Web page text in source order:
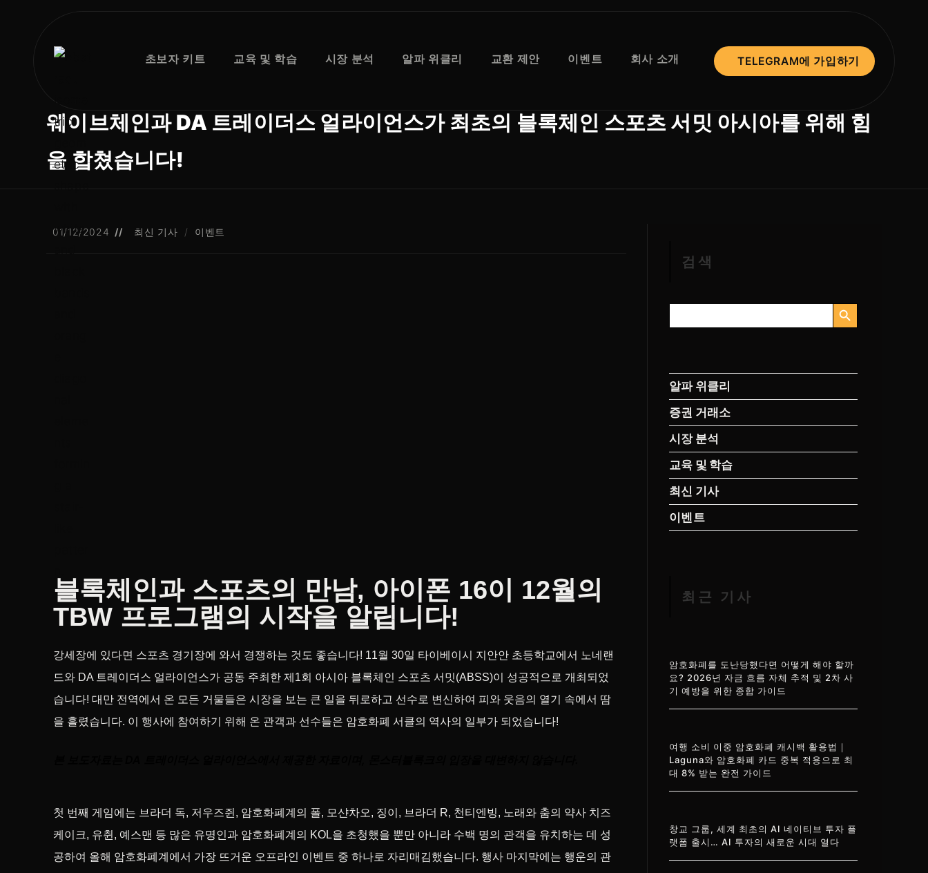
초보자 키트 교육 및 학습 시장 분석 알파 위클리 교환 제안 이벤트 회사 소개 TELEGRAM에 가입하기
웨이브체인과 DA 트레이더스 얼라이언스가 최초의 블록체인 스포츠 서밋 아시아를 위해 힘
을 합쳤습니다!
01/12/2024 최신 기사 / 이벤트
블록체인과 스포츠의 만남, 아이폰 16이 12월의
TBW 프로그램의 시작을 알립니다!
강세장에 있다면 스포츠 경기장에 와서 경쟁하는 것도 좋습니다! 11월 30일 타이베이시 지안안 초등학교에서 노네랜
드와 DA 트레이더스 얼라이언스가 공동 주최한 제1회 아시아 블록체인 스포츠 서밋(ABSS)이 성공적으로 개최되었
습니다! 대만 전역에서 온 모든 거물들은 시장을 보는 큰 일을 뒤로하고 선수로 변신하여 피와 웃음의 열기 속에서 땀
을 흘렸습니다. 이 행사에 참여하기 위해 온 관객과 선수들은 암호화폐 서클의 역사의 일부가 되었습니다!
첫 번째 게임에는 브라더 독, 저우즈쥔, 암호화폐계의 폴, 모샨차오, 징이, 브라더 R, 천티엔빙, 노래와 춤의 약사 치즈
케이크, 유췬, 예스맨 등 많은 유명인과 암호화폐계의 KOL을 초청했을 뿐만 아니라 수백 명의 관객을 유치하는 데 성
공하여 올해 암호화폐계에서 가장 뜨거운 오프라인 이벤트 중 하나로 자리매김했습니다. 행사 마지막에는 행운의 관
검색
검
검색 버튼
알파 위클리
증권 거래소
시장 분석
교육 및 학습
최신 기사
이벤트
최근 기사
암호화폐를 도난당했다면 어떻게 해야 할까
요? 2026년 자금 흐름 자체 추적 및 2차 사
기 예방을 위한 종합 가이드
여행 소비 이중 암호화폐 캐시백 활용법｜
Laguna와 암호화폐 카드 중복 적용으로 최
대 8% 받는 완전 가이드
창교 그룹, 세계 최초의 AI 네이티브 투자 플
랫폼 출시… AI 투자의 새로운 시대 열다